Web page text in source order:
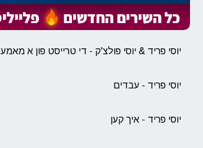
יוסי פריד & יוסי פולצ'ק - די טרייסט פון א מאמע
יוסי פריד - עבדים
יוסי פריד - איך קען